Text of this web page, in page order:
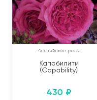
Английские розы
Капабилити
(Capability)
430 ₽